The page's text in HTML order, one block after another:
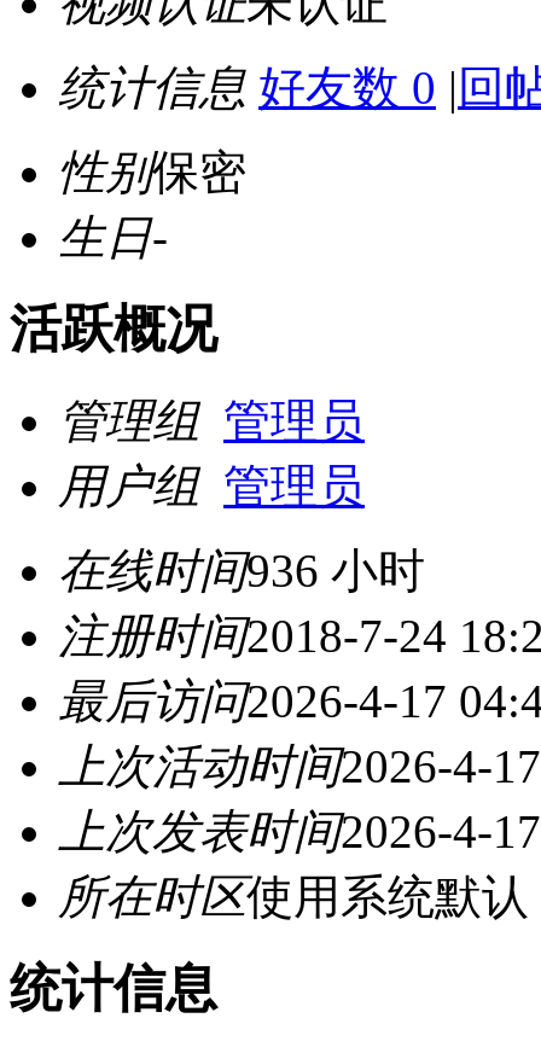
统计信息 好友数 0 | 回
性别保密
生日-
活跃概况
管理组 管理员
用户组 管理员
在线时间936 小时
注册时间2018-7-24
最后访问2026-4-17
上次活动时间2026-4-
上次发表时间2026-4-
所在时区使用系统默认
统计信息